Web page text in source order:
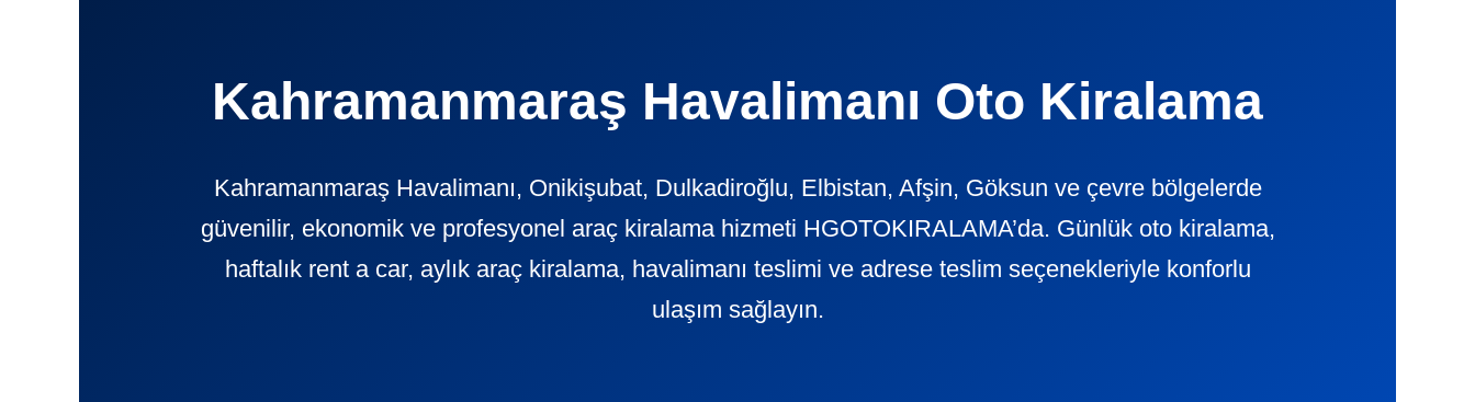
Kahramanmaraş Havalimanı Oto Kiralama
Kahramanmaraş Havalimanı, Onikişubat, Dulkadiroğlu, Elbistan, Afşin, Göksun ve çevre bölgelerde
güvenilir, ekonomik ve profesyonel araç kiralama hizmeti HGOTOKIRALAMA’da. Günlük oto kiralama,
haftalık rent a car, aylık araç kiralama, havalimanı teslimi ve adrese teslim seçenekleriyle konforlu
ulaşım sağlayın.